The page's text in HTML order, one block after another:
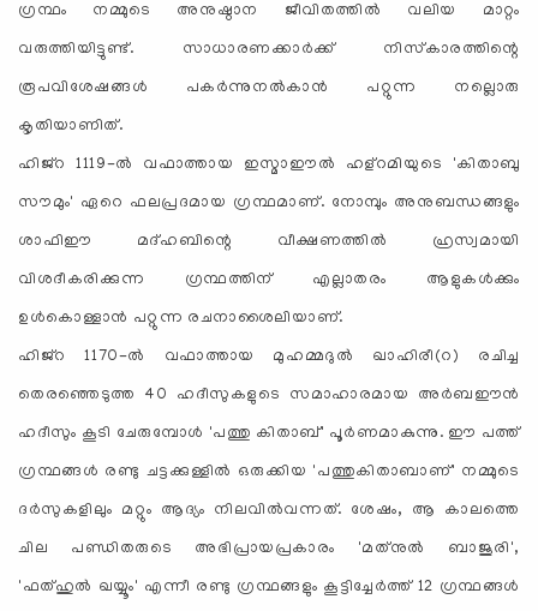
ഗ്രന്ഥം നമ്മുടെ അനുഷ്ഠാന ജീവിതത്തില്‍ വലിയ മാറ്റം
വരുത്തിയിട്ടുണ്ട്. സാധാരണക്കാര്‍ക്ക് നിസ്‌കാരത്തിന്റെ
രൂപവിശേഷങ്ങള്‍ പകര്‍ന്നുനല്‍കാന്‍ പറ്റുന്ന നല്ലൊരു
കൃതിയാണിത്.
ഹിജ്‌റ 1119-ല്‍ വഫാത്തായ ഇസ്മാഈല്‍ ഹള്‌റമിയുടെ 'കിതാബു
സൗമും' ഏറെ ഫലപ്രദമായ ഗ്രന്ഥമാണ്. നോമ്പും അനുബന്ധങ്ങളും
ശാഫിഈ മദ്ഹബിന്റെ വീക്ഷണത്തില്‍ ഹ്രസ്വമായി
വിശദീകരിക്കുന്ന ഗ്രന്ഥത്തിന് എല്ലാതരം ആളുകള്‍ക്കും
ഉള്‍കൊള്ളാന്‍ പറ്റുന്ന രചനാശൈലിയാണ്.
ഹിജ്‌റ 1170-ല്‍ വഫാത്തായ മുഹമ്മദുല്‍ ഖാഹിരീ(റ) രചിച്ച
തെരഞ്ഞെടുത്ത 40 ഹദീസുകളുടെ സമാഹാരമായ അര്‍ബഈന്‍
ഹദീസും കൂടി ചേരുമ്പോള്‍ 'പത്തു കിതാബ്' പൂര്‍ണമാകുന്നു. ഈ പത്ത്
ഗ്രന്ഥങ്ങള്‍ രണ്ടു ചട്ടക്കുള്ളില്‍ ഒരുക്കിയ 'പത്തുകിതാബാണ്' നമ്മുടെ
ദര്‍സുകളിലും മറ്റും ആദ്യം നിലവില്‍വന്നത്. ശേഷം, ആ കാലത്തെ
ചില പണ്ഡിതരുടെ അഭിപ്രായപ്രകാരം 'മത്‌നുല്‍ ബാജൂരി',
'ഫത്ഹുല്‍ ഖയ്യൂം' എന്നീ രണ്ടു ഗ്രന്ഥങ്ങളും കൂട്ടിച്ചേര്‍ത്ത് 12 ഗ്രന്ഥങ്ങള്‍